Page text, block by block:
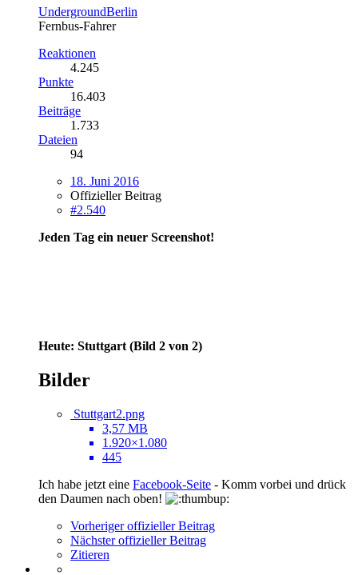
UndergroundBerlin
Fernbus-Fahrer
Reaktionen
4.245
Punkte
16.403
Beiträge
1.733
Dateien
94
18. Juni 2016
Offizieller Beitrag
#2.540
Jeden Tag ein neuer Screenshot!
Heute: Stuttgart (Bild 2 von 2)
Bilder
Stuttgart2.png
3,57 MB
1.920×1.080
445
Ich habe jetzt eine Facebook-Seite - Komm vorbei und drück
den Daumen nach oben!
Vorheriger offizieller Beitrag
Nächster offizieller Beitrag
Zitieren